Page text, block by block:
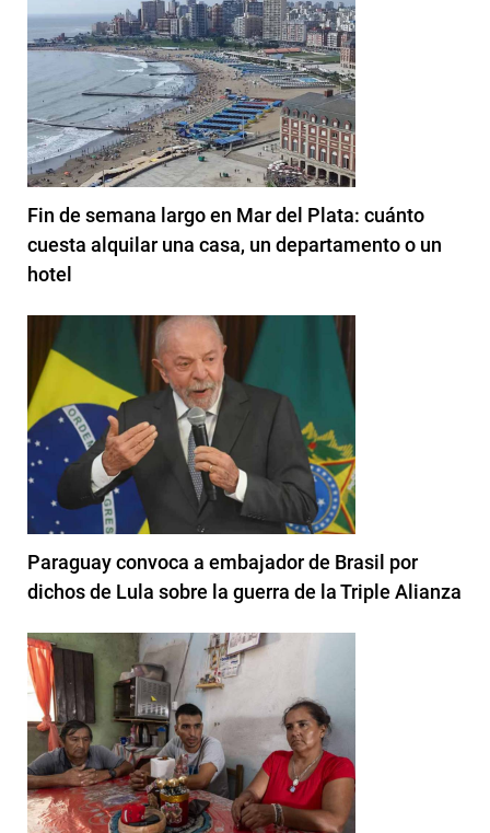
Fin de semana largo en Mar del Plata: cuánto
cuesta alquilar una casa, un departamento o un
hotel
Paraguay convoca a embajador de Brasil por
dichos de Lula sobre la guerra de la Triple Alianza